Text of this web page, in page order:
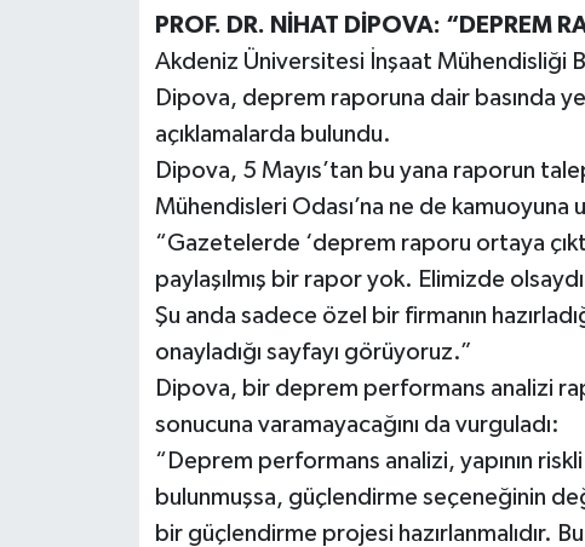
PROF. DR. NİHAT DİPOVA: “DEPREM
Akdeniz Üniversitesi İnşaat Mühendisliği
Dipova, deprem raporuna dair basında
açıklamalarda bulundu.
Dipova, 5 Mayıs’tan bu yana raporun
Mühendisleri Odası’na ne de kamuoyuna
“Gazetelerde ‘deprem raporu ortaya
paylaşılmış bir rapor yok. Elimizde
Şu anda sadece özel bir firmanın
onayladığı sayfayı görüyoruz.”
Dipova, bir deprem performans analizi
sonucuna varamayacağını da vurguladı:
“Deprem performans analizi, yapının
bulunmuşsa, güçlendirme seçeneğinin
bir güçlendirme projesi hazırlanmalıdır.